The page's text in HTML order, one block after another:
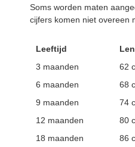
Soms worden maten
cijfers komen niet overeen
Leeftijd
3 maanden
62
6 maanden
68
9 maanden
74
12 maanden
80
18 maanden
86